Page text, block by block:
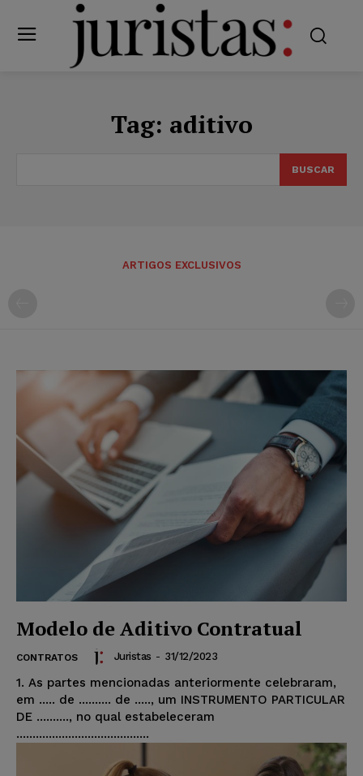
Tag: aditivo
BUSCAR
ARTIGOS EXCLUSIVOS
Modelo de Aditivo Contratual
CONTRATOS Juristas - 31/12/2023
1. As partes mencionadas anteriormente celebraram,
em ..... de .......... de ....., um INSTRUMENTO PARTICULAR
DE .........., no qual estabeleceram
.........................................